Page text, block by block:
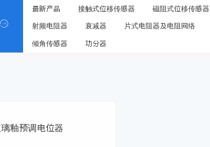

最新产品 接触式位移传感器 磁阻式位移传感器
射频电阻器
衰减器 片式电阻器及电阻网络
倾角传感器
功分器
釉预调电位器